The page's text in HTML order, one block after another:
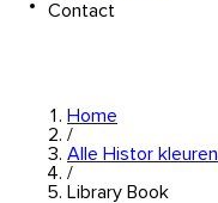
Contact
Home
/
Alle Histor kleuren
/
Library Book